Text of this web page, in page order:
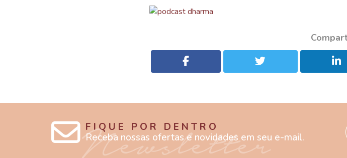
FIQUE POR DENTRO
Receba nossas ofertas e novidades em seu e-mail.